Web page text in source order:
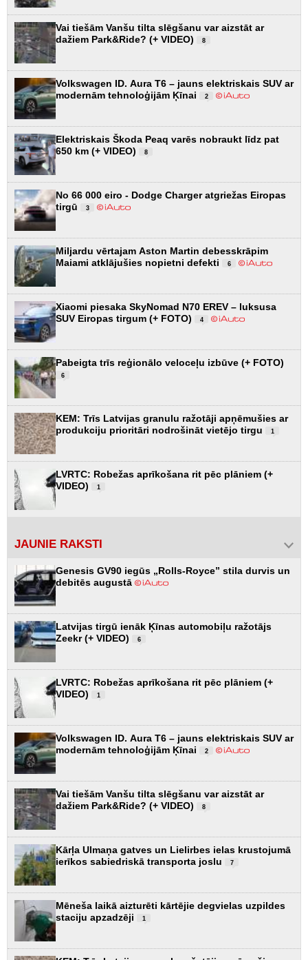
Vai tiešām Vanšu tilta slēgšanu var aizstāt ar
dažiem Park&Ride? (+ VIDEO)
8
Volkswagen ID. Aura T6 – jauns elektriskais SUV ar
modernām tehnoloģijām Ķīnai
2
Elektriskais Škoda Peaq varēs nobraukt līdz pat
650 km (+ VIDEO)
8
No 66 000 eiro - Dodge Charger atgriežas Eiropas
tirgū
3
Miljardu vērtajam Aston Martin debesskrāpim
Maiami atklājušies nopietni defekti
6
Xiaomi piesaka SkyNomad N70 EREV – luksusa
SUV Eiropas tirgum (+ FOTO)
4
Pabeigta trīs reģionālo veloceļu izbūve (+ FOTO)
6
KEM: Trīs Latvijas granulu ražotāji apņēmušies ar
produkciju prioritāri nodrošināt vietējo tirgu
1
LVRTC: Robežas aprīkošana rit pēc plāniem (+
VIDEO)
1
JAUNIE RAKSTI
Genesis GV90 iegūs „Rolls-Royce” stila durvis un
debitēs augustā
Latvijas tirgū ienāk Ķīnas automobiļu ražotājs
Zeekr (+ VIDEO)
6
LVRTC: Robežas aprīkošana rit pēc plāniem (+
VIDEO)
1
Volkswagen ID. Aura T6 – jauns elektriskais SUV ar
modernām tehnoloģijām Ķīnai
2
Vai tiešām Vanšu tilta slēgšanu var aizstāt ar
dažiem Park&Ride? (+ VIDEO)
8
Kārļa Ulmaņa gatves un Lielirbes ielas krustojumā
ierīkos sabiedriskā transporta joslu
7
Mēneša laikā aizturēti kārtējie degvielas uzpildes
staciju apzadzēji
1